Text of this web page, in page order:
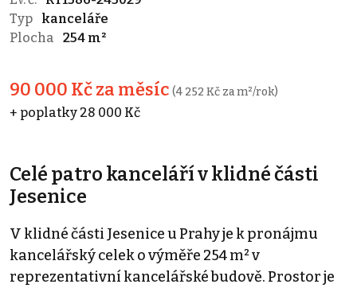
Typ
kanceláře
Plocha
254 m²
90 000 Kč za měsíc (4 252 Kč za m²/rok)
+ poplatky 28 000 Kč
Celé patro kanceláří v klidné části
Jesenice
V klidné části Jesenice u Prahy je k pronájmu
kancelářský celek o výměře 254 m² v
reprezentativní kancelářské budově. Prostor je